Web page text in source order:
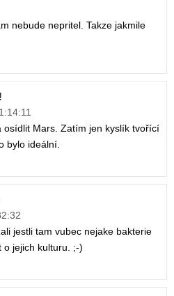
nebude nepritel. Takze jakmile
osídlit Mars. Zatím jen kyslík tvořící
bylo ideální.
jestli tam vubec nejake bakterie
o jejich kulturu. ;-)